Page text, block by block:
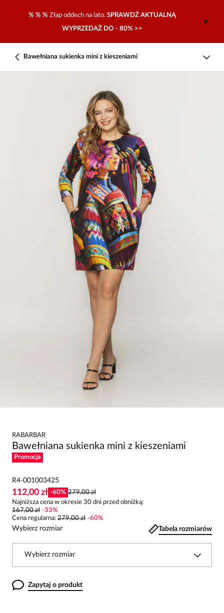
% % % Złap oddech na lato. SPRAWDŹ AKTUALNĄ
WYPRZEDAŻ DO - 80% >>
Bawełniana sukienka mini z kieszeniami
RABARBAR
Bawełniana sukienka mini z kieszeniami
Promocja
R4-001003425
112,00 zł -60% 279,00 zł
Najniższa cena w okresie 30 dni przed obniżką:
167,00 zł -33%
Cena regularna: 279,00 zł -60%
Wybierz rozmiar Tabela rozmiarów
Wybierz rozmiar
Zapytaj o produkt